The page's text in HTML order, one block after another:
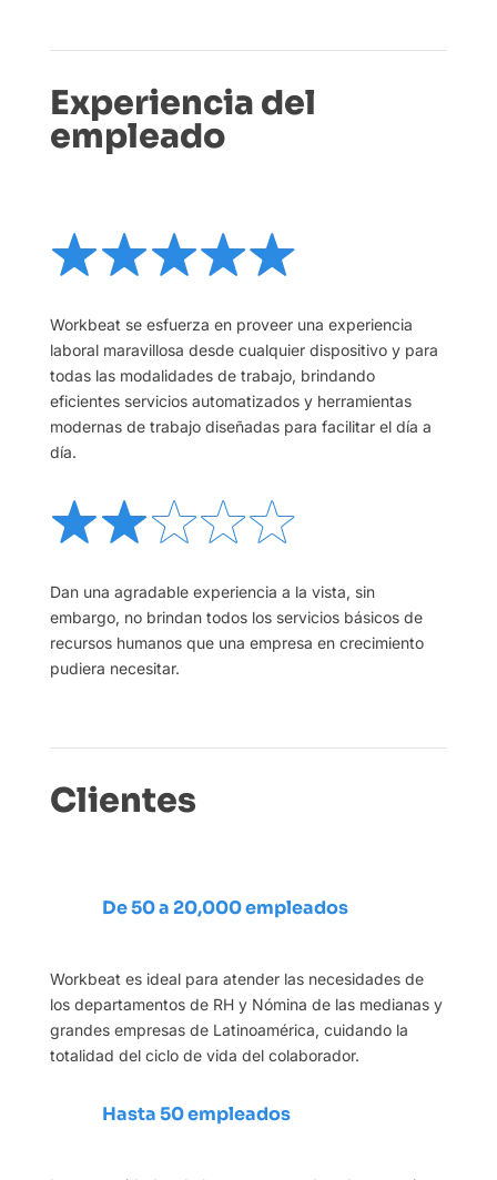
Experiencia del
empleado
Workbeat se esfuerza en proveer una experiencia
laboral maravillosa desde cualquier dispositivo y para
todas las modalidades de trabajo, brindando
eficientes servicios automatizados y herramientas
modernas de trabajo diseñadas para facilitar el día a
día.
Dan una agradable experiencia a la vista, sin
embargo, no brindan todos los servicios básicos de
recursos humanos que una empresa en crecimiento
pudiera necesitar.
Clientes
De 50 a 20,000 empleados
Workbeat es ideal para atender las necesidades de
los departamentos de RH y Nómina de las medianas y
grandes empresas de Latinoamérica, cuidando la
totalidad del ciclo de vida del colaborador.
Hasta 50 empleados